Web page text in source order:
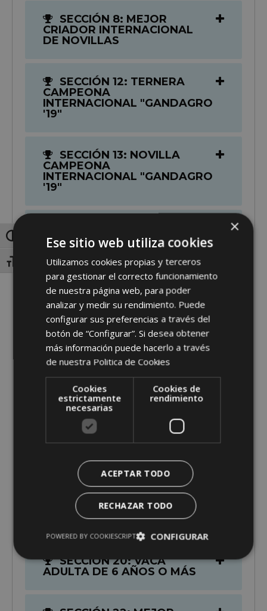
Toggle High Contrast
Toggle Font size
SECCIÓN 8: MEJOR
CRIADOR INTERNACIONAL
DE NOVILLAS
SECCIÓN 12: TERNERA
CAMPEONA
INTERNACIONAL "GANDAGRO
'19"
SECCIÓN 13: NOVILLA
CAMPEONA
INTERNACIONAL "GANDAGRO
'19"
GRAN CAMPEONA
INTERNACIONAL "GANDAGRO
'19"
SECCIÓN 15: VACA JOVEN
HASTA 30 MESES
SECCIÓN 16: VACA JOVEN
DE 30 A 36 MESES
SECCIÓN 17: VACA
INTERMEDIA DE 3 AÑOS
SECCIÓN 18: VACA
INTERMEDIA DE 4 AÑOS
SECCIÓN 19: VACA
ADULTA DE 5 AÑOS
SECCIÓN 20: VACA
ADULTA DE 6 AÑOS O MÁS
×
Ese sitio web utiliza cookies
Utilizamos cookies propias y terceros
para gestionar el correcto funcionamiento
de nuestra página web, para poder
analizar y medir su rendimiento. Puede
configurar sus preferencias a través del
botón de “Configurar”. Si desea obtener
más información puede hacerlo a través
de nuestra Politica de Cookies
Cookies
estrictamente
necesarias
Cookies de
rendimiento
ACEPTAR TODO
RECHAZAR TODO
CONFIGURAR
POWERED BY COOKIESCRIPT